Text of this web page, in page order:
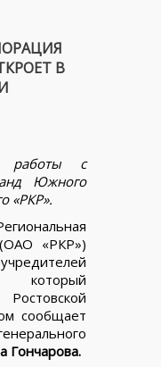
В
работы с
Южного
«РКР».
«РКР»)
который
сообщает
Гончарова.